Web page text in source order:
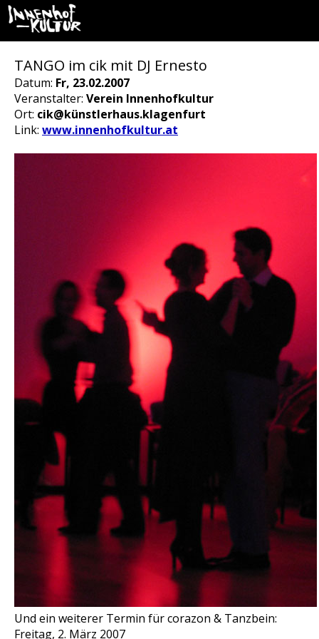
TANGO im cik mit DJ Ernesto
Datum: Fr, 23.02.2007
Veranstalter: Verein Innenhofkultur
Ort: cik@künstlerhaus.klagenfurt
Link: www.innenhofkultur.at
Und ein weiterer Termin für corazon & Tanzbein:
Freitag, 2. März 2007